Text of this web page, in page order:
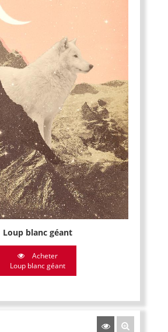
Loup blanc géant
Acheter
Loup blanc géant